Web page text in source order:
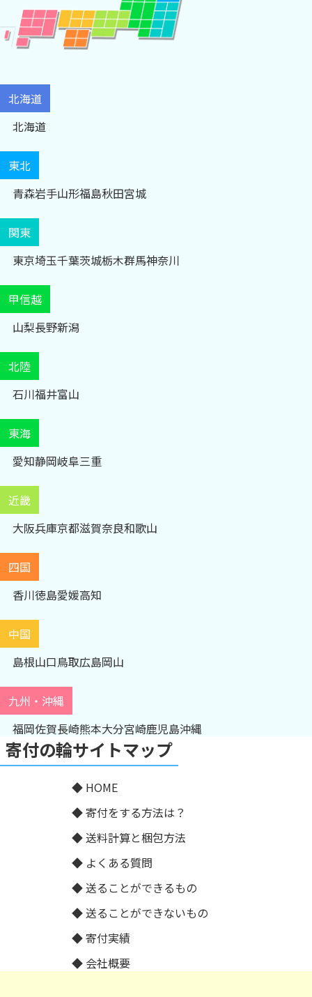
北海道
北海道
東北
青森岩手山形福島秋田宮城
関東
東京埼玉千葉茨城栃木群馬神奈川
甲信越
山梨長野新潟
北陸
石川福井富山
東海
愛知静岡岐阜三重
近畿
大阪兵庫京都滋賀奈良和歌山
四国
香川徳島愛媛高知
中国
島根山口鳥取広島岡山
九州・沖縄
福岡佐賀長崎熊本大分宮崎鹿児島沖縄
寄付の輪サイトマップ
HOME
寄付をする方法は？
送料計算と梱包方法
よくある質問
送ることができるもの
送ることができないもの
寄付実績
会社概要